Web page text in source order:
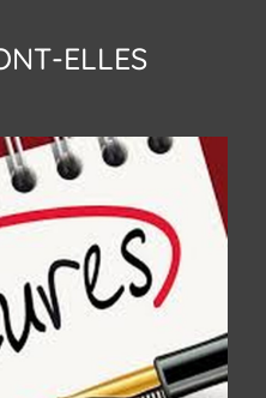
ELLES